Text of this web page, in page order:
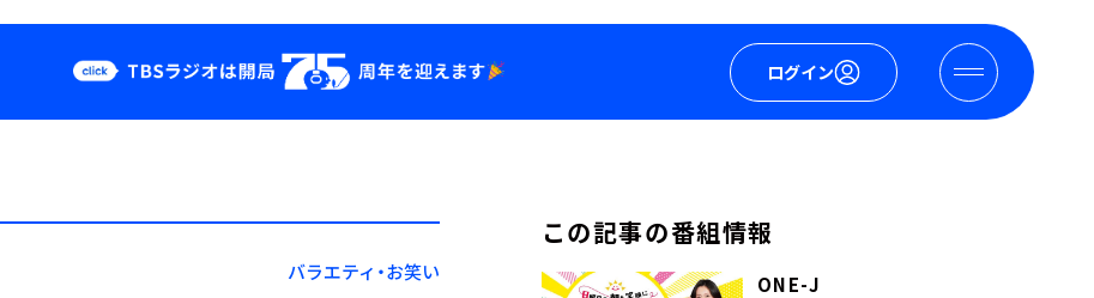
ログイン
YouTube
会社情報
バラエティ・お笑い
この記事の番組情報
ONE-J